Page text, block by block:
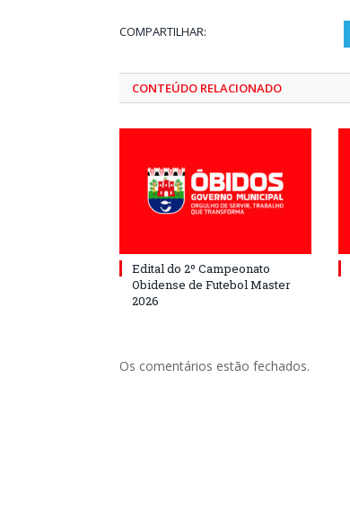
COMPARTILHAR:
CONTEÚDO RELACIONADO
Edital do 2º Campeonato
Obidense de Futebol Master
2026
Os comentários estão fechados.